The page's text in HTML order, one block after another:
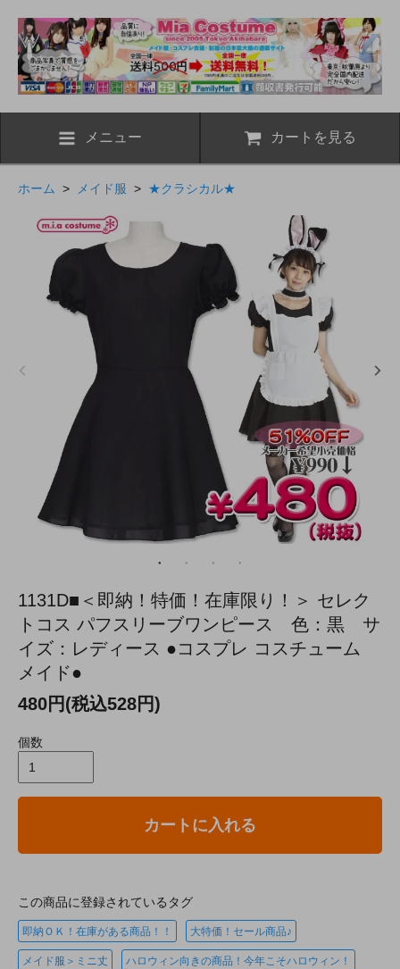
メニュー カートを見る
ホーム > メイド服 > ★クラシカル★
1131D■＜即納！特価！在庫限り！＞ セレク
トコス パフスリーブワンピース 色：黒 サ
イズ：レディース ●コスプレ コスチューム
メイド●
480円(税込528円)
個数
カートに入れる
この商品に登録されているタグ
即納ＯＫ！在庫がある商品！！ 大特価！セール商品♪
メイド服＞ミニ丈 ハロウィン向きの商品！今年こそハロウィン！